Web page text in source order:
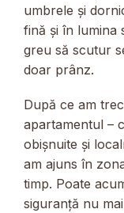
umbrele și
fină și în lumina
greu să scutur
doar prânz.
După ce am
apartamentul –
obișnuite și
am ajuns în
timp. Poate
siguranță nu